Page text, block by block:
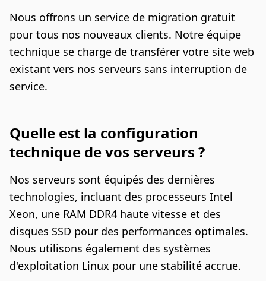
Nous offrons un service de migration gratuit
pour tous nos nouveaux clients. Notre équipe
technique se charge de transférer votre site web
existant vers nos serveurs sans interruption de
service.
Quelle est la configuration
technique de vos serveurs ?
Nos serveurs sont équipés des dernières
technologies, incluant des processeurs Intel
Xeon, une RAM DDR4 haute vitesse et des
disques SSD pour des performances optimales.
Nous utilisons également des systèmes
d'exploitation Linux pour une stabilité accrue.